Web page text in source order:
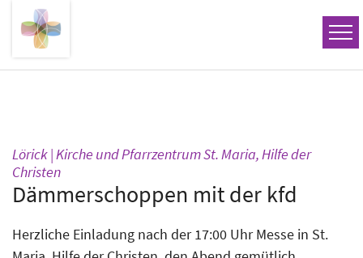
Zum Inhalt springen
Lörick | Kirche und Pfarrzentrum St. Maria, Hilfe der
Christen:
Dämmerschoppen mit der kfd
Herzliche Einladung nach der 17:00 Uhr Messe in St.